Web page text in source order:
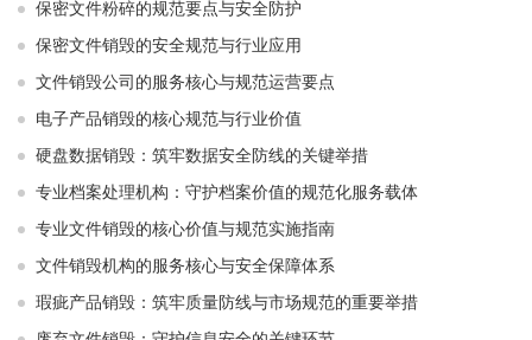
保密文件粉碎的规范要点与安全防护
保密文件销毁的安全规范与行业应用
文件销毁公司的服务核心与规范运营要点
电子产品销毁的核心规范与行业价值
硬盘数据销毁：筑牢数据安全防线的关键举措
专业档案处理机构：守护档案价值的规范化服务载体
专业文件销毁的核心价值与规范实施指南
文件销毁机构的服务核心与安全保障体系
瑕疵产品销毁：筑牢质量防线与市场规范的重要举措